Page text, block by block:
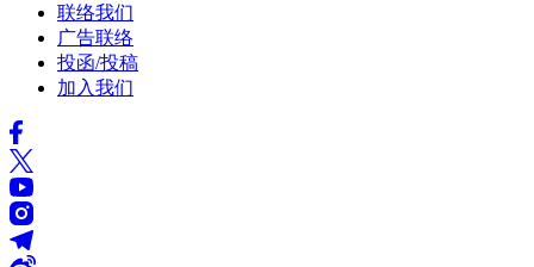
联络我们
广告联络
投函/投稿
加入我们